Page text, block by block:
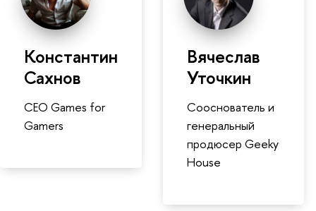
Константин
Сахнов
CEO Games for
Gamers
Вячеслав
Уточкин
Сооснователь и
генеральный
продюсер Geeky
House